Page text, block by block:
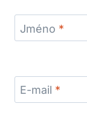
Jméno *
E-mail *